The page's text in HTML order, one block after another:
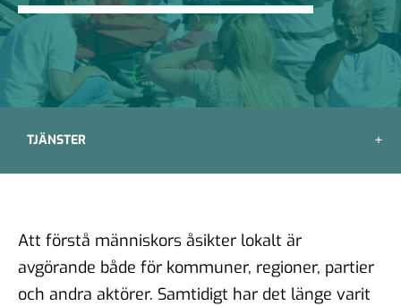
TJÄNSTER
Att förstå människors åsikter lokalt är
avgörande både för kommuner, regioner, partier
och andra aktörer. Samtidigt har det länge varit